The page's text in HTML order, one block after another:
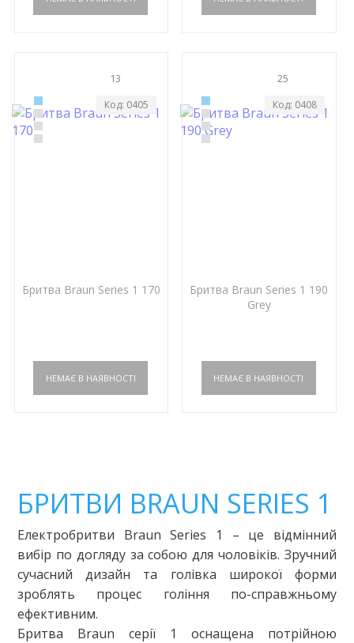
13
Бритва Braun Series 1 170
Код: 0405
25
Бритва Braun Series 1 190
Grey
Код: 0408
БРИТВИ BRAUN SERIES 1
Електробритви Braun Series 1 – це відмінний
вибір по догляду за собою для чоловіків. Зручний
сучасний дизайн та голівка широкої форми
зроблять процес гоління по-справжньому
ефективним.
Бритва Braun серії 1 оснащена потрійною